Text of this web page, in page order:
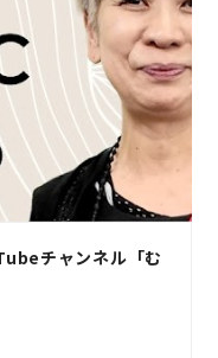
チャンネル「む